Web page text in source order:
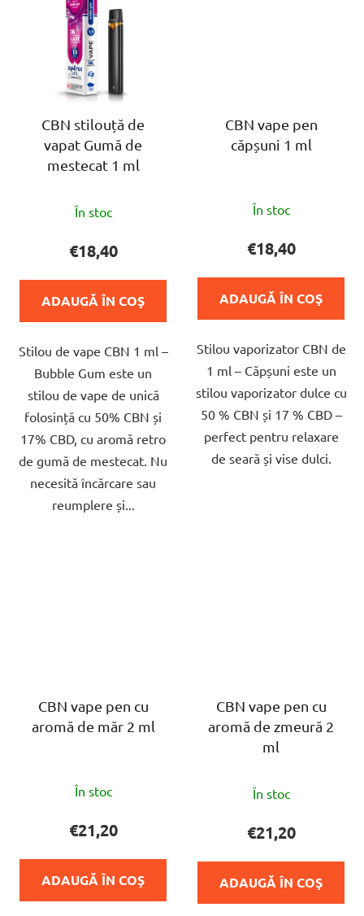
CBN stilouță de
vapat Gumă de
mestecat 1 ml
medie
a
produsului
5,0
5
stele.
În stoc
€18,40
ADAUGĂ ÎN COŞ
Stilou de vape CBN 1 ml –
Bubble Gum este un
stilou de vape de unică
folosință cu 50% CBN și
17% CBD, cu aromă retro
de gumă de mestecat. Nu
necesită încărcare sau
reumplere și...
CBN vape pen
căpșuni 1 ml
medie
a
produsului
5,0
5
stele.
În stoc
€18,40
ADAUGĂ ÎN COŞ
Stilou vaporizator CBN de
1 ml – Căpșuni este un
stilou vaporizator dulce cu
50 % CBN și 17 % CBD –
perfect pentru relaxare
de seară și vise dulci.
CBN vape pen cu
aromă de măr 2 ml
medie
a
produsului
5,0
În stoc
€21,20
ADAUGĂ ÎN COŞ
CBN vape pen cu
aromă de zmeură 2
ml
medie
a
produsului
5,0
În stoc
€21,20
ADAUGĂ ÎN COŞ